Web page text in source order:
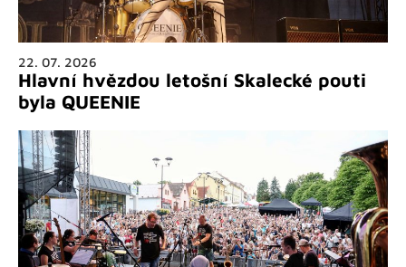
22. 07. 2026
Hlavní hvězdou letošní Skalecké pouti
byla QUEENIE